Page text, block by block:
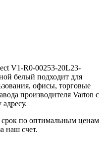
V1-R0-00253-20L23-
белый подходит для
офисы, торговые
производителя Varton с
по оптимальным ценам
наш счет.